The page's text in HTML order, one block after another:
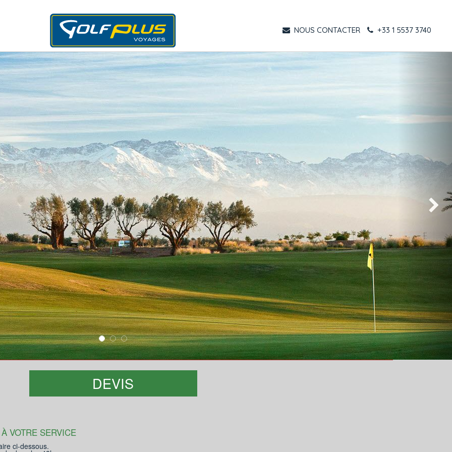
NOUS CONTACTER +33 1 5537 3740
Suivant
DEVIS
VOTRE SERVICE
ci-dessous.